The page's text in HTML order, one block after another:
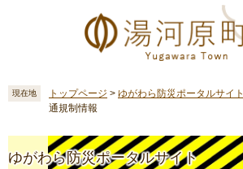
本
現在地 トップページ > ゆがわら防災ポータルサイト
通規制情報
ゆがわら防災ポータルサイト